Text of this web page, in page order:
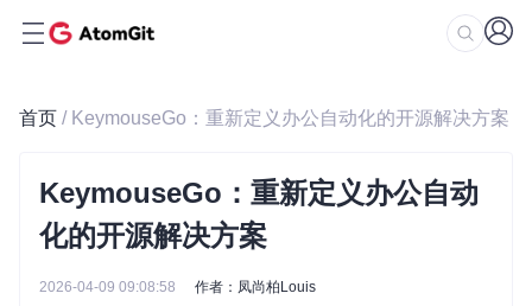
首页 / KeymouseGo：重新定义办公自动化的开源解决方案
KeymouseGo：重新定义办公自动
化的开源解决方案
2026-04-09 09:08:58 作者：凤尚柏Louis